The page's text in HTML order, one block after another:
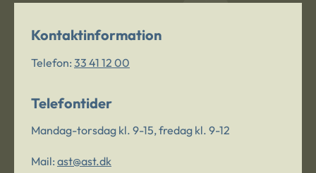
Kontaktinformation
Telefon: 33 41 12 00
Telefontider
Mandag-torsdag kl. 9-15, fredag kl. 9-12
Mail: ast@ast.dk